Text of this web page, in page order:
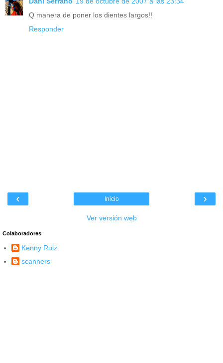
Q manera de poner los dientes largos!!
Responder
‹ ›
Inicio
Ver versión web
Colaboradores
Kenny Ruiz
scanners